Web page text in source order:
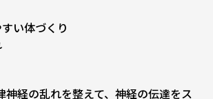
い体づくり
神経の乱れを整えて、神経の伝達をス